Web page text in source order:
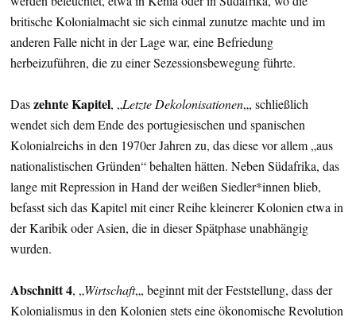
britische Kolonialmacht sie sich einmal zunutze machte und im
anderen Falle nicht in der Lage war, eine Befriedung
herbeizuführen, die zu einer Sezessionsbewegung führte.
Daszehnte Kapitel, „Letzte Dekolonisationen„, schließlich
wendet sich dem Ende des portugiesischen und spanischen
Kolonialreichs in den 1970er Jahren zu, das diese vor allem „aus
nationalistischen Gründen“ behalten hätten. Neben Südafrika, das
lange mit Repression in Hand der weißen Siedler*innen blieb,
befasst sich das Kapitel mit einer Reihe kleinerer Kolonien etwa in
der Karibik oder Asien, die in dieser Spätphase unabhängig
wurden.
Abschnitt 4, „Wirtschaft„, beginnt mit der Feststellung, dass der
Kolonialismus in den Kolonien stets eine ökonomische Revolution